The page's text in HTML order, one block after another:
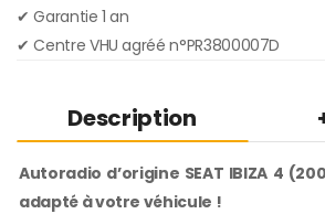
✔︎ Garantie 1 an
✔︎ Centre VHU agréé n°PR3800007D
Description
Autoradio d’origine SEAT IBIZA 4
adapté à votre véhicule !